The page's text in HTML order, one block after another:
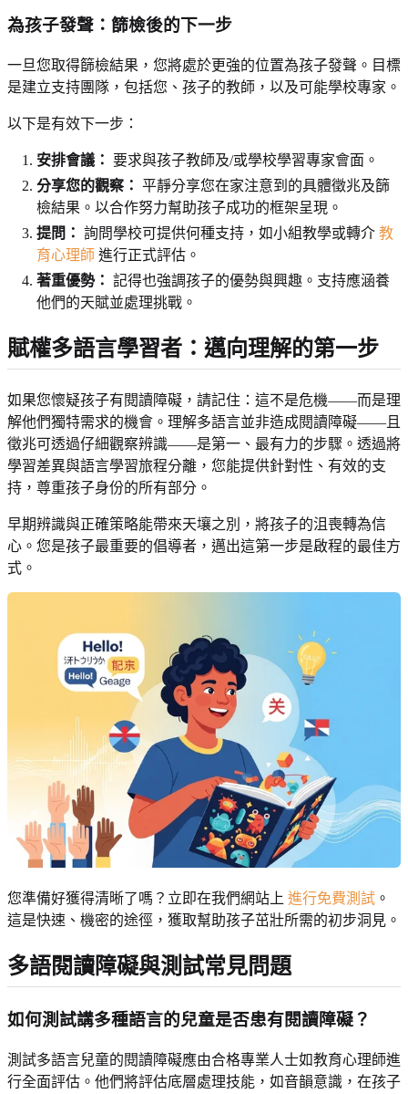
為孩子發聲：篩檢後的下一步
一旦您取得篩檢結果，您將處於更強的位置為孩子發聲。目標
是建立支持團隊，包括您、孩子的教師，以及可能學校專家。
以下是有效下一步：
安排會議： 要求與孩子教師及/或學校學習專家會面。
分享您的觀察： 平靜分享您在家注意到的具體徵兆及篩
檢結果。以合作努力幫助孩子成功的框架呈現。
提問： 詢問學校可提供何種支持，如小組教學或轉介 教
育心理師 進行正式評估。
著重優勢： 記得也強調孩子的優勢與興趣。支持應涵養
他們的天賦並處理挑戰。
賦權多語言學習者：邁向理解的第一步
如果您懷疑孩子有閱讀障礙，請記住：這不是危機——而是理
解他們獨特需求的機會。理解多語言並非造成閱讀障礙——且
徵兆可透過仔細觀察辨識——是第一、最有力的步驟。透過將
學習差異與語言學習旅程分離，您能提供針對性、有效的支
持，尊重孩子身份的所有部分。
早期辨識與正確策略能帶來天壤之別，將孩子的沮喪轉為信
心。您是孩子最重要的倡導者，邁出這第一步是啟程的最佳方
式。
您準備好獲得清晰了嗎？立即在我們網站上 進行免費測試 。
這是快速、機密的途徑，獲取幫助孩子茁壯所需的初步洞見。
多語閱讀障礙與測試常見問題
如何測試講多種語言的兒童是否患有閱讀障礙？
測試多語言兒童的閱讀障礙應由合格專業人士如教育心理師進
行全面評估。他們將評估底層處理技能，如音韻意識，在孩子